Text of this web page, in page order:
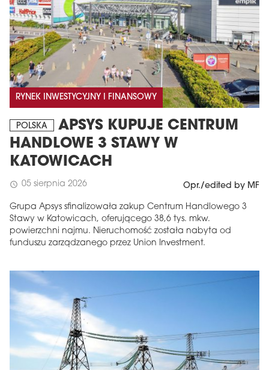
RYNEK INWESTYCYJNY I FINANSOWY
POLSKA
APSYS KUPUJE CENTRUM
HANDLOWE 3 STAWY W
KATOWICACH
schedule 05 sierpnia 2026 Opr./edited by MF
Grupa Apsys sfinalizowała zakup Centrum Handlowego 3
Stawy w Katowicach, oferującego 38,6 tys. mkw.
powierzchni najmu. Nieruchomość została nabyta od
funduszu zarządzanego przez Union Investment.